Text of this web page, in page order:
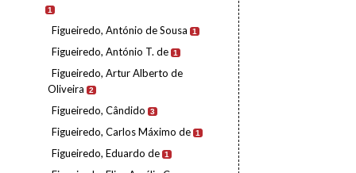
1
Figueiredo, António de Sousa 1
Figueiredo, António T. de 1
Figueiredo, Artur Alberto de
Oliveira
2
Figueiredo, Cândido 3
Figueiredo, Carlos Máximo de 1
Figueiredo, Eduardo de 1